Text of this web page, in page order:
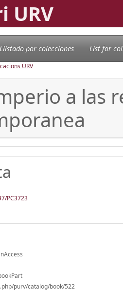
URV
Llistado por colecciones List for
URV
a las
PC3723
purv/catalog/book/522